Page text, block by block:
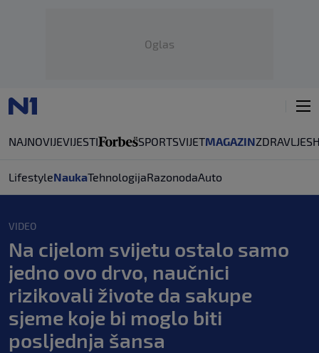
Oglas
NAJNOVIJEVIJESTI SPORTSVIJETMAGAZINZDRAVLJE
LifestyleNaukaTehnologijaRazonodaAuto
VIDEO
Na cijelom svijetu ostalo samo
jedno ovo drvo, naučnici
rizikovali živote da sakupe
sjeme koje bi moglo biti
posljednja šansa